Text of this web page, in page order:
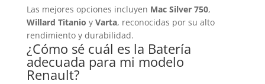
Las mejores opciones incluyen Mac Silver 750,
Willard Titanio y Varta, reconocidas por su alto
rendimiento y durabilidad.
¿Cómo sé cuál es la Batería
adecuada para mi modelo
Renault?